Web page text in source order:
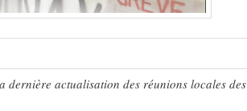
dernière actualisation des réunions locales des